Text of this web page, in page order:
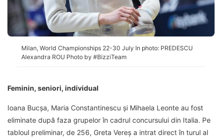
Milan, World Championships 22-30 July In photo: PREDESCU
Alexandra ROU Photo by #BizziTeam
Feminin, seniori, individual
Ioana Bucșa, Maria Constantinescu și Mihaela Leonte au fost
eliminate după faza grupelor în cadrul concursului din Italia. Pe
tabloul preliminar, de 256, Greta Vereș a intrat direct în turul al